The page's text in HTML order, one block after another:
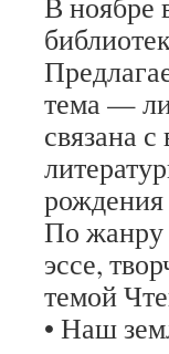
тема —
связана
По жанру
эссе,
темой
• Наш